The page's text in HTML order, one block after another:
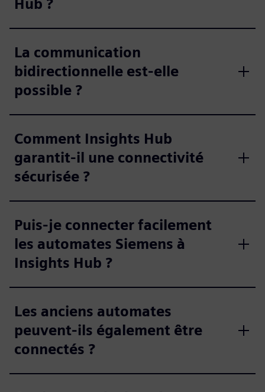
Hub ?
La communication
bidirectionnelle est-elle
possible ?
Comment Insights Hub
garantit-il une connectivité
sécurisée ?
Puis-je connecter facilement
les automates Siemens à
Insights Hub ?
Les anciens automates
peuvent-ils également être
connectés ?